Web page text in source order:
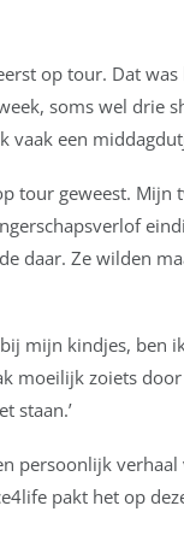
op tour. Dat
soms wel drie
vaak een
tour geweest. Mijn
daar. Ze wilden
mijn kindjes, ben
moeilijk zoiets
staan.’
persoonlijk
pakt het op